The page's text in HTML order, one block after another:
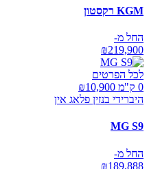
KGM רקסטון
החל מ-
₪219,900
לכל הפרטים
0 ק"מ ₪
10,900
היברידי בנזין פלאג אין
MG S9
החל מ-
₪189,888